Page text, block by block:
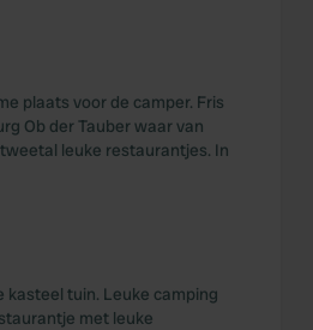
plaats voor de camper. Fris
Ob der Tauber waar van
leuke restaurantjes. In
tuin. Leuke camping
met leuke